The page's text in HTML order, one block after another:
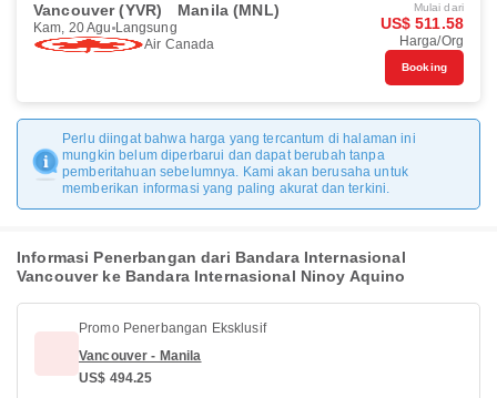
Vancouver (YVR) Manila (MNL)
Kam, 20 Agu Langsung
Air Canada
Mulai dari
US$ 511.58
Harga/Org
Booking
Perlu diingat bahwa harga yang tercantum di halaman ini
mungkin belum diperbarui dan dapat berubah tanpa
pemberitahuan sebelumnya. Kami akan berusaha untuk
memberikan informasi yang paling akurat dan terkini.
Informasi Penerbangan dari Bandara Internasional
Vancouver ke Bandara Internasional Ninoy Aquino
Promo Penerbangan Eksklusif
Vancouver - Manila
US$ 494.25